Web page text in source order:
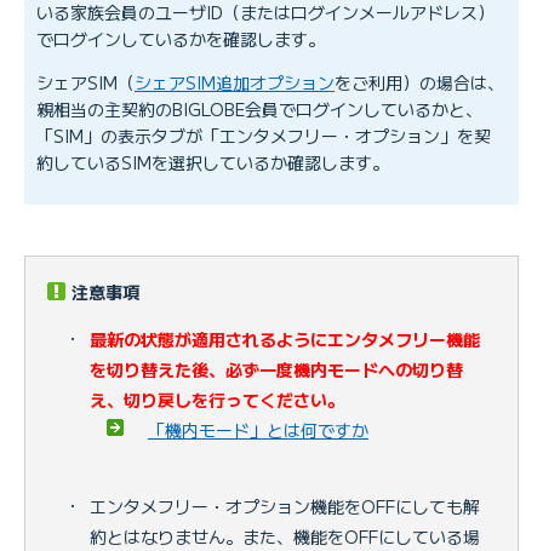
いる家族会員のユーザID（またはログインメールアドレス）
でログインしているかを確認します。
シェアSIM（シェアSIM追加オプションをご利用）の場合は、
親相当の主契約のBIGLOBE会員でログインしているかと、
「SIM」の表示タブが「エンタメフリー・オプション」を契
約しているSIMを選択しているか確認します。
注意事項
・
最新の状態が適用されるようにエンタメフリー機能
を切り替えた後、必ず一度機内モードへの切り替
え、切り戻しを行ってください。
「機内モード」とは何ですか
・
エンタメフリー・オプション機能をOFFにしても解
約とはなりません。また、機能をOFFにしている場